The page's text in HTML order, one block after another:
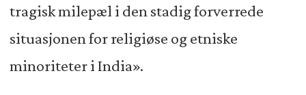
tragisk milepæl i den stadig forverrede
situasjonen for religiøse og etniske
minoriteter i India».